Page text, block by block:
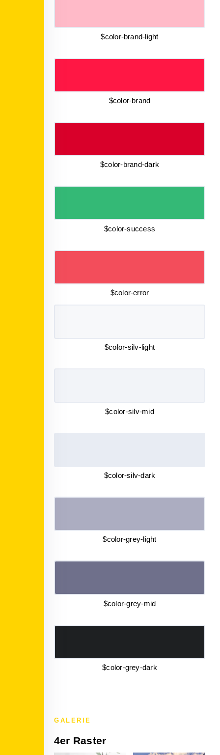
$color-brand-light
$color-brand
$color-brand-dark
$color-success
$color-error
$color-silv-light
$color-silv-mid
$color-silv-dark
$color-grey-light
$color-grey-mid
$color-grey-dark
GALERIE
4er Raster